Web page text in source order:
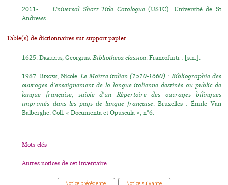
2011-.... . Universal Short Title Catalogue(USTC). Université de St
Andrews.
Table(s) de dictionnaires sur support papier
1625.Draudius, Georgius.Bibliotheca classica. Francofurti : [s.n.].
1987.Bingen, Nicole.Le Maître italien (1510-1660) : Bibliographie des
ouvrages d'enseignement de la langue italienne destinés au public de
langue française, suivie d'un Répertoire des ouvrages bilingues
imprimés dans les pays de langue française. Bruxelles : Émile Van
Balberghe. Coll. « Documenta et Opuscula », n°6.
Mots-clés
Autres notices de cet inventaire
Notice précédente Notice suivante